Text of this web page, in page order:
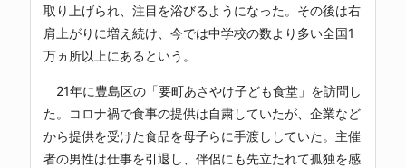
取り上げられ、注目を浴びるようになった。その後は右
肩上がりに増え続け、今では中学校の数より多い全国1
万ヵ所以上にあるという。
21年に豊島区の「要町あさやけ子ども食堂」を訪問し
た。コロナ禍で食事の提供は自粛していたが、企業など
から提供を受けた食品を母子らに手渡ししていた。主催
者の男性は仕事を引退し、伴侶にも先立たれて孤独を感